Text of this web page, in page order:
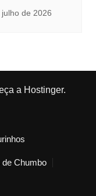
julho de 2026
a Hostinger.
de Chumbo